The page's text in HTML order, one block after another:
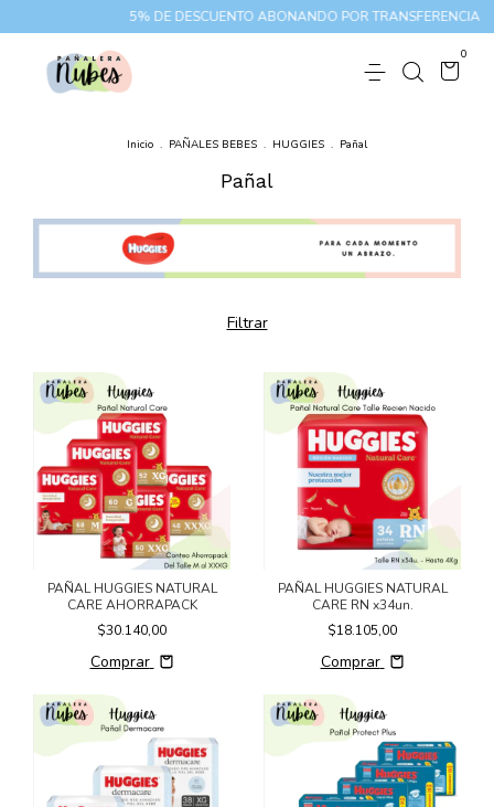
5% DE DESCUENTO ABONANDO POR TRANSFERENCIA
0
Inicio . PAÑALES BEBES . HUGGIES . Pañal
Pañal
Filtrar
PAÑAL HUGGIES NATURAL
CARE AHORRAPACK
$30.140,00
Comprar
PAÑAL HUGGIES NATURAL
CARE RN x34un.
$18.105,00
Comprar